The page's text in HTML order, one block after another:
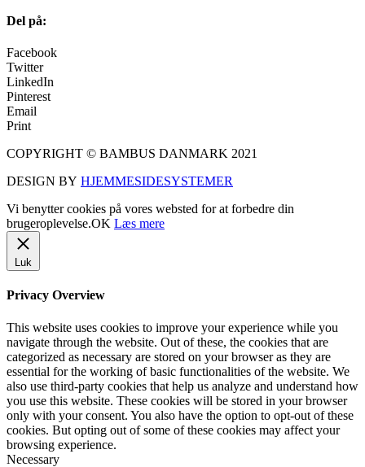
Del på:
Facebook
Twitter
LinkedIn
Pinterest
Email
Print
COPYRIGHT © BAMBUS DANMARK 2021
DESIGN BY HJEMMESIDESYSTEMER
Vi benytter cookies på vores websted for at forbedre din
brugeroplevelse.OK Læs mere
Luk
Privacy Overview
This website uses cookies to improve your experience while you
navigate through the website. Out of these, the cookies that are
categorized as necessary are stored on your browser as they are
essential for the working of basic functionalities of the website. We
also use third-party cookies that help us analyze and understand how
you use this website. These cookies will be stored in your browser
only with your consent. You also have the option to opt-out of these
cookies. But opting out of some of these cookies may affect your
browsing experience.
Necessary